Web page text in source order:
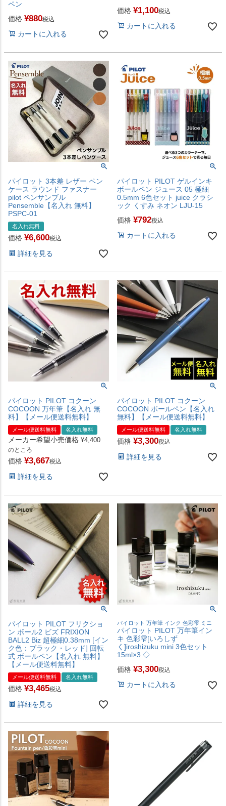
ペン
価格 ¥880税込
カートに入れる
価格 ¥1,100税込
カートに入れる
パイロット 3本差 レザー ペン
ケース ラウンド ファスナー
pilot ペンサンブル
Pensemble【名入れ 無料】
PSPC-01
名入れ無料
価格 ¥6,600税込
詳細を見る
パイロット PILOT ゲルインキ
ボールペン ジュース 05 極細
0.5mm 6色セット juice クラシ
ック くすみ ネオン LJU-15
価格 ¥792税込
カートに入れる
パイロット PILOT コクーン
COCOON 万年筆【名入れ 無
料】【メール便送料無料】
メール便送料無料 名入れ無料
メーカー希望小売価格 ¥4,400
のところ
価格 ¥3,667税込
詳細を見る
パイロット PILOT コクーン
COCOON ボールペン【名入れ
無料】【メール便送料無料】
メール便送料無料 名入れ無料
価格 ¥3,300税込
詳細を見る
パイロット PILOT フリクショ
ン ボール2 ビズ FRIXION
BALL2 Biz 超極細0.38mm [イン
ク色：ブラック・レッド] 回転
式 ボールペン【名入れ 無料】
【メール便送料無料】
メール便送料無料 名入れ無料
価格 ¥3,465税込
詳細を見る
パイロット 万年筆 インク 色彩雫 ミニ
パイロット PILOT 万年筆イン
キ 色彩雫[いろしず
く]iroshizuku mini 3色セット
15ml×3 ◇
価格 ¥3,300税込
カートに入れる